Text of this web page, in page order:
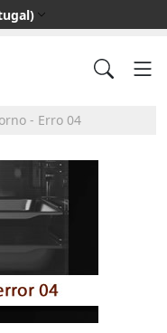
- Erro 04